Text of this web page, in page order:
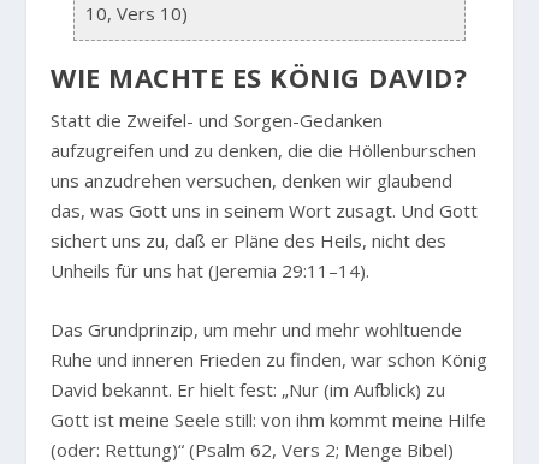
10, Vers 10)
WIE MACHTE ES KÖNIG DAVID?
Statt die Zweifel- und Sorgen-Gedanken
aufzugreifen und zu denken, die die Höllenburschen
uns anzudrehen versuchen, denken wir glaubend
das, was Gott uns in seinem Wort zusagt. Und Gott
sichert uns zu, daß er Pläne des Heils, nicht des
Unheils für uns hat (Jeremia 29:11–14).
Das Grundprinzip, um mehr und mehr wohltuende
Ruhe und inneren Frieden zu finden, war schon König
David bekannt. Er hielt fest: „Nur (im Aufblick) zu
Gott ist meine Seele still: von ihm kommt meine Hilfe
(oder: Rettung)“ (Psalm 62, Vers 2; Menge Bibel)